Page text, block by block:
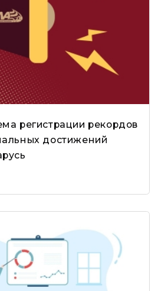
регистрации рекордов
достижений